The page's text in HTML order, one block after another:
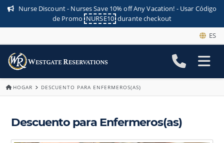
Nurse Discount - Nurses Save 10% off Any Vacation! - Usar Código
de Promo NURSE10 durante checkout
ES
HOGAR DESCUENTO PARA ENFERMEROS(AS)
Descuento para Enfermeros(as)